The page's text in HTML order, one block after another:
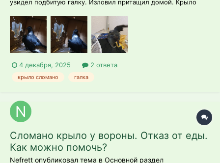
увидел подбитую галку. Изловил притащил домой. Крыло
тольков среду ( через 4 дня) Сделали снимок, и сделали
операцию куда то там болт титановый вкрутили . Снимки
завтра приложу....
4 декабря, 2025 2 ответа
крыло сломано галка
Сломано крыло у вороны. Отказ от еды.
Как можно помочь?
Nefrett опубликовал тема в Основной раздел